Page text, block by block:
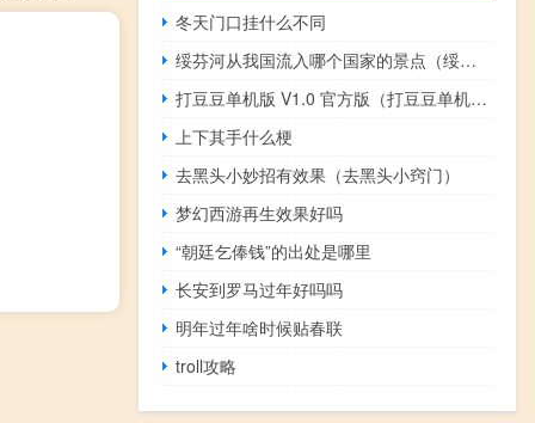
冬天门口挂什么不同
绥芬河从我国流入哪个国家的景点（绥芬河从我国流入哪个国家）
打豆豆单机版 V1.0 官方版（打豆豆单机版 V1.0 官方版功能简介）
上下其手什么梗
去黑头小妙招有效果（去黑头小窍门）
梦幻西游再生效果好吗
“朝廷乞俸钱”的出处是哪里
长安到罗马过年好吗吗
明年过年啥时候贴春联
troll攻略